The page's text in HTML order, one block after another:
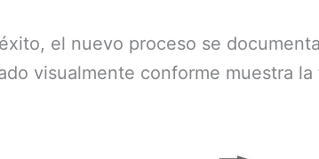
el nuevo proceso se
visualmente conforme muestra la